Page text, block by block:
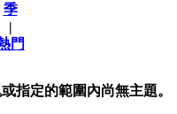
季
|
門
指定的範圍內尚無主題。